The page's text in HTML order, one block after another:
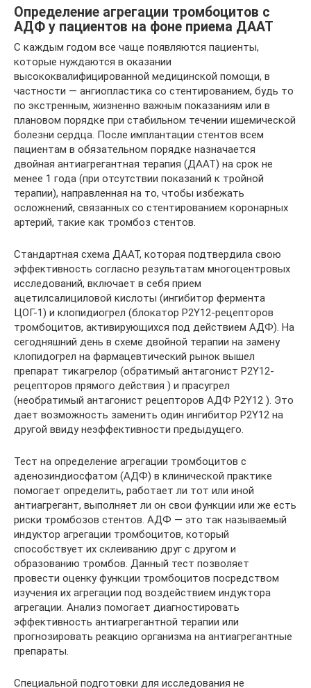
Определение агрегации тромбоцитов с
АДФ у пациентов на фоне приема ДААТ
С каждым годом все чаще появляются пациенты,
которые нуждаются в оказании
высококвалифицированной медицинской помощи, в
частности — ангиопластика со стентированием, будь то
по экстренным, жизненно важным показаниям или в
плановом порядке при стабильном течении ишемической
болезни сердца. После имплантации стентов всем
пациентам в обязательном порядке назначается
двойная антиагрегантная терапия (ДААТ) на срок не
менее 1 года (при отсутствии показаний к тройной
терапии), направленная на то, чтобы избежать
осложнений, связанных со стентированием коронарных
артерий, такие как тромбоз стентов.
Стандартная схема ДААТ, которая подтвердила свою
эффективность согласно результатам многоцентровых
исследований, включает в себя прием
ацетилсалициловой кислоты (ингибитор фермента
ЦОГ-1) и клопидиогрел (блокатор P2Y12-рецепторов
тромбоцитов, активирующихся под действием АДФ). На
сегодняшний день в схеме двойной терапии на замену
клопидогрел на фармацевтический рынок вышел
препарат тикагрелор (обратимый антагонист P2Y12-
рецепторов прямого действия ) и прасугрел
(необратимый антагонист рецепторов АДФ P2Y12 ). Это
дает возможность заменить один ингибитор P2Y12 на
другой ввиду неэффективности предыдущего.
Тест на определение агрегации тромбоцитов с
аденозиндиосфатом (АДФ) в клинической практике
помогает определить, работает ли тот или иной
антиагрегант, выполняет ли он свои функции или же есть
риски тромбозов стентов. АДФ — это так называемый
индуктор агрегации тромбоцитов, который
способствует их склеиванию друг с другом и
образованию тромбов. Данный тест позволяет
провести оценку функции тромбоцитов посредством
изучения их агрегации под воздействием индуктора
агрегации. Анализ помогает диагностировать
эффективность антиагрегантной терапии или
прогнозировать реакцию организма на антиагрегантные
препараты.
Специальной подготовки для исследования не